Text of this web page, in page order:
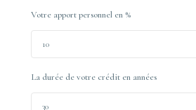
Votre apport personnel en %
La durée de votre crédit en années